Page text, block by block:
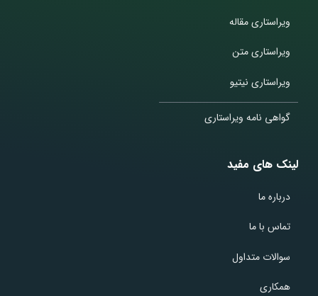
ویراستاری مقاله
ویراستاری متن
ویراستاری نیتیو
گواهی نامه ویراستاری
لینک های مفید
درباره ما
تماس با ما
سوالات متداول
همکاری